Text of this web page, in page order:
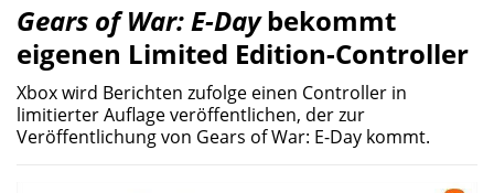
Gears of War: E-Daybekommt
eigenen Limited Edition-Controller
Xbox wird Berichten zufolge einen Controller in
limitierter Auflage veröffentlichen, der zur
Veröffentlichung von Gears of War: E-Day kommt.